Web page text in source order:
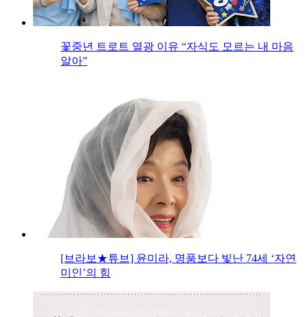
꽃중년 트로트 열광 이유 “자식도 모르는 내 마음
알아”
[브라보★튜브] 윤미라, 명품보다 빛난 74세 ‘자연
미인’의 힘